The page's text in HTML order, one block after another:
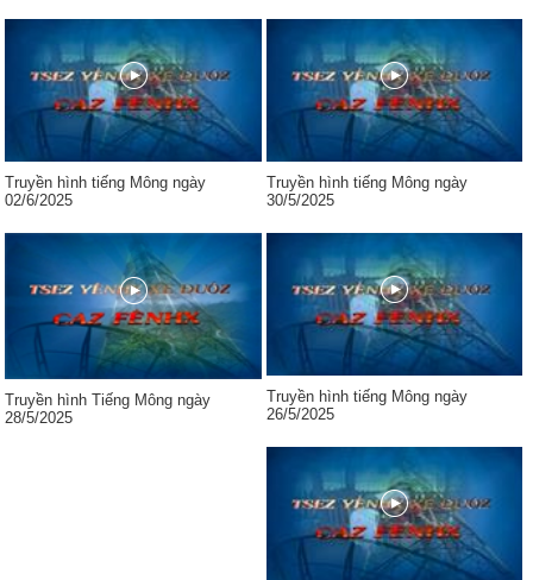
Truyền hình tiếng Mông ngày
02/6/2025
Truyền hình tiếng Mông ngày
30/5/2025
Truyền hình Tiếng Mông ngày
28/5/2025
Truyền hình tiếng Mông ngày
26/5/2025